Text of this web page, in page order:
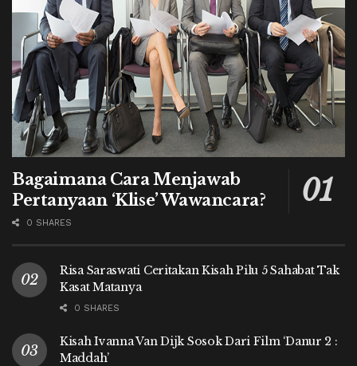
Bagaimana Cara Menjawab
Pertanyaan ‘Klise’ Wawancara?
0 SHARES
Risa Saraswati Ceritakan Kisah Pilu 5 Sahabat Tak
Kasat Matanya
0 SHARES
Kisah Ivanna Van Dijk Sosok Dari Film ‘Danur 2 :
Maddah’